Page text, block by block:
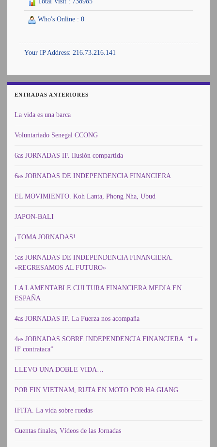
Who's Online : 0
Your IP Address: 216.73.216.141
ENTRADAS ANTERIORES
La vida es una barca
Voluntariado Senegal CCONG
6as JORNADAS IF. Ilusión compartida
6as JORNADAS DE INDEPENDENCIA FINANCIERA
EL MOVIMIENTO. Koh Lanta, Phong Nha, Ubud
JAPON-BALI
¡TOMA JORNADAS!
5as JORNADAS DE INDEPENDENCIA FINANCIERA.
«REGRESAMOS AL FUTURO»
LA LAMENTABLE CULTURA FINANCIERA MEDIA EN
ESPAÑA
4as JORNADAS IF. La Fuerza nos acompaña
4as JORNADAS SOBRE INDEPENDENCIA FINANCIERA. “La
IF contrataca”
LLEVO UNA DOBLE VIDA…
POR FIN VIETNAM, RUTA EN MOTO POR HA GIANG
IFITA. La vida sobre ruedas
Cuentas finales, Vídeos de las Jornadas